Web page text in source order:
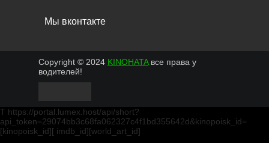
Мы вконтакте
Copyright © 2024 KINOHATAвсе права у
водителей!
T https://portal.lumex.host/api/short?
api_token=29074bb3c68fa062327c4f1bd355642d&kinopoisk_id=
[kinopoisk_id][ imdb_id][world_art_id]